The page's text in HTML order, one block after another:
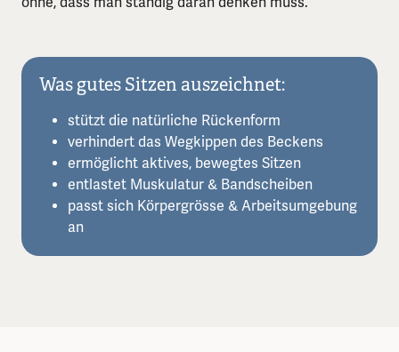
Was gutes Sitzen auszeichnet:
stützt die natürliche Rückenform
verhindert das Wegkippen des Beckens
ermöglicht aktives, bewegtes Sitzen
entlastet Muskulatur & Bandscheiben
passt sich Körpergrösse & Arbeitsumgebung
an